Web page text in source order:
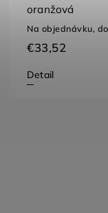
oranžová
Na objednávku,
€33,52
Detail